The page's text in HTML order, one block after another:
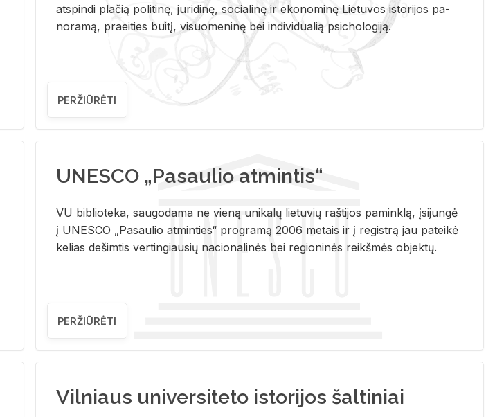
at­spin­di pla­čią po­li­ti­nę, ju­ri­di­nę, so­cia­li­nę ir eko­no­mi­nę Lie­tu­vos is­to­ri­jos pa­
no­ra­mą, pra­ei­ties bui­tį, vi­suo­me­ni­nę bei in­di­vi­dua­lią psi­cho­lo­gi­ją.
PERŽIŪRĖTI
UNESCO „Pasaulio atmintis“
VU biblioteka, saugodama ne vieną unikalų lietuvių raštijos paminklą, įsijungė
į UNESCO „Pasaulio atminties“ programą 2006 metais ir į registrą jau pateikė
kelias dešimtis vertingiausių nacionalinės bei regioninės reikšmės objektų.
PERŽIŪRĖTI
Vilniaus universiteto istorijos šaltiniai